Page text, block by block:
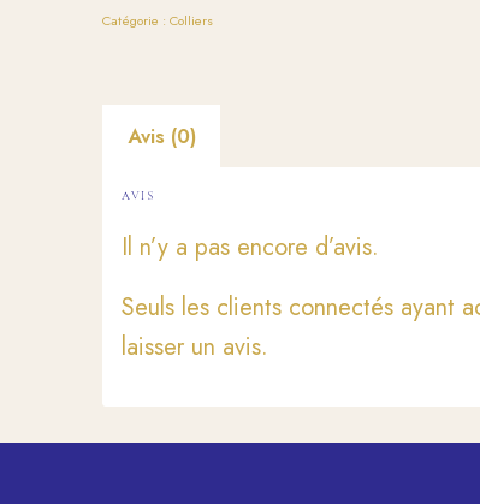
Catégorie :Colliers
Avis (0)
AVIS
Il n’y a pas encore d’avis.
Seuls les clients connectés ayant
laisser un avis.